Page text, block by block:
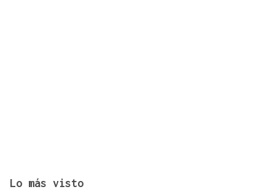
Lo más visto